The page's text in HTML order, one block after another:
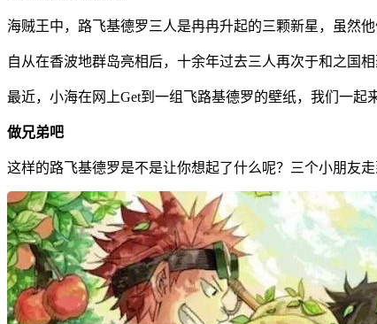
海贼王中，路飞基德罗三人是冉冉升起的三颗新星，虽然
自从在香波地群岛亮相后，十余年过去三人再次于和之
最近，小海在网上Get到一组飞路基德罗的壁纸，我们一起
做兄弟吧
这样的路飞基德罗是不是让你想起了什么呢？三个小朋友